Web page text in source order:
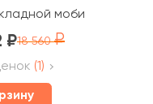
Мобайл
мобильный
18 560
(1)